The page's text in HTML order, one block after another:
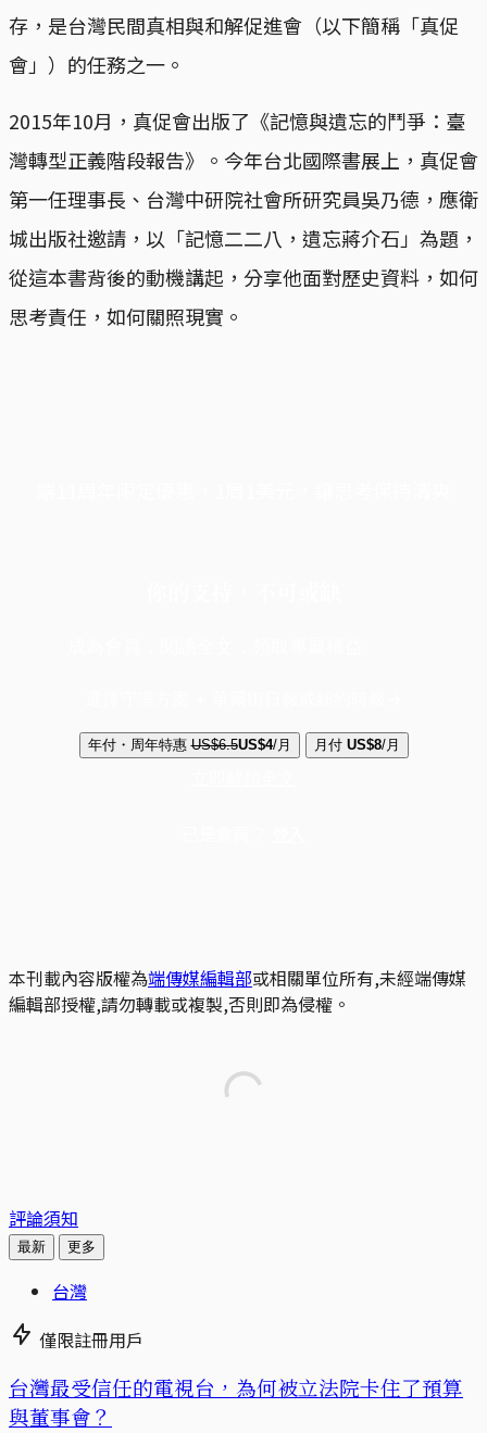
存，是台灣民間真相與和解促進會（以下簡稱「真促
會」）的任務之一。
2015年10月，真促會出版了《記憶與遺忘的鬥爭：臺
灣轉型正義階段報告》。今年台北國際書展上，真促會
第一任理事長、台灣中研院社會所研究員吳乃德，應衛
城出版社邀請，以「記憶二二八，遺忘蔣介石」為題，
從這本書背後的動機講起，分享他面對歷史資料，如何
思考責任，如何關照現實。
年付・周年特惠 US$6.5US$4/月 月付 US$8/月
本刊載內容版權為端傳媒編輯部或相關單位所有,未經端傳媒
編輯部授權,請勿轉載或複製,否則即為侵權。
評論須知
最新 更多
台灣
僅限註冊用戶
台灣最受信任的電視台，為何被立法院卡住了預算
與董事會？